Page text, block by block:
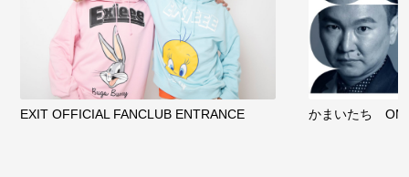
EXIT OFFICIAL FANCLUB ENTRANCE かまいたち